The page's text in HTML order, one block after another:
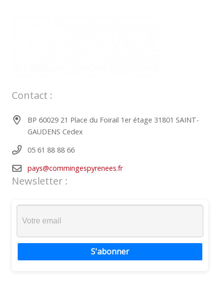
Contact :
BP 60029 21 Place du Foirail 1er étage 31801 SAINT-
GAUDENS Cedex
05 61 88 88 66
pays@commingespyrenees.fr
Newsletter :
S'abonner